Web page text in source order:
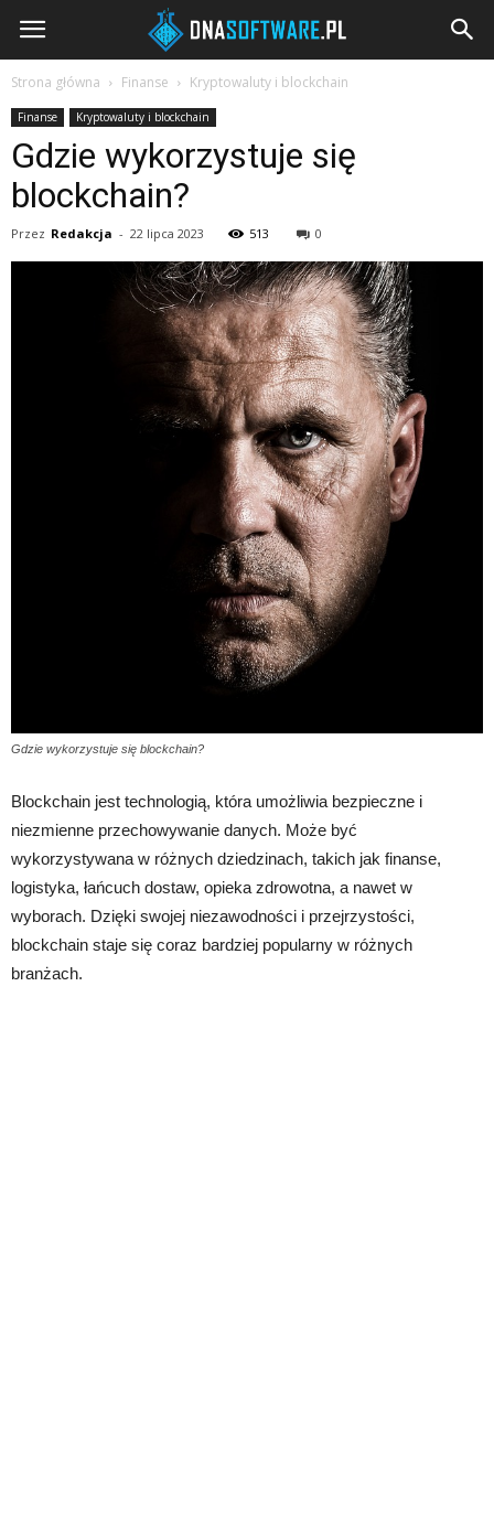
DNAsoftware.pl
Strona główna Finanse Kryptowaluty i blockchain
Finanse Kryptowaluty i blockchain
Gdzie wykorzystuje się
blockchain?
Przez Redakcja - 22 lipca 2023 513 0
Gdzie wykorzystuje się blockchain?
Blockchain jest technologią, która umożliwia bezpieczne i
niezmienne przechowywanie danych. Może być
wykorzystywana w różnych dziedzinach, takich jak finanse,
logistyka, łańcuch dostaw, opieka zdrowotna, a nawet w
wyborach. Dzięki swojej niezawodności i przejrzystości,
blockchain staje się coraz bardziej popularny w różnych
branżach.